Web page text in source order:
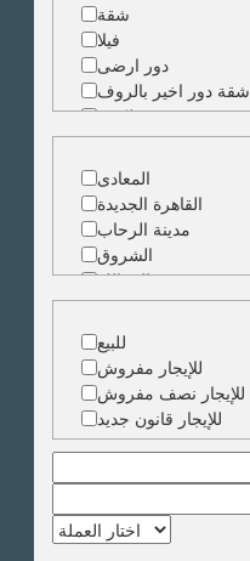
شقة
فيلا
دور ارضى
شقة دور اخير بالروف
شقة دوبلكس
شقة حجرة واحدة
ارض
مبنى
المعادى
القاهرة الجديدة
مدينة الرحاب
الشروق
الزمالك
جاردن سيتى
دقى
المهندسين
الجيزة
العجوزة
وسط البلد
مصر الجديدة
مدينة نصر
السادس من اكتوبر
الشيخ زايد
للبيع
للإيجار مفروش
للإيجار نصف مفروش
للإيجار قانون جديد